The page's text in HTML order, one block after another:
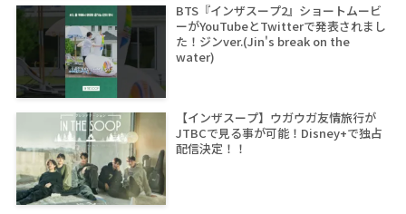
BTS『インザスープ2』ショートムービ
ーがYouTubeとTwitterで発表されまし
た！ジンver.(Jin's break on the
water)
【インザスープ】ウガウガ友情旅行が
JTBCで見る事が可能！Disney+で独占
配信決定！！